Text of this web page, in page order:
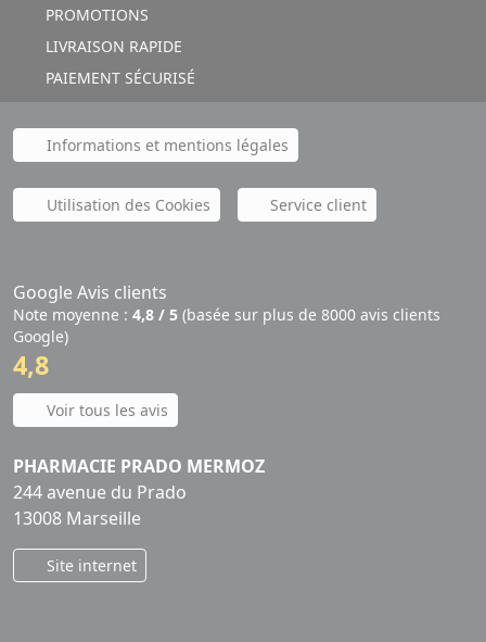
PROMOTIONS
LIVRAISON RAPIDE
PAIEMENT SÉCURISÉ
Informations et mentions légales
Utilisation des Cookies Service client
Google Avis clients
Note moyenne : 4,8 / 5 (basée sur plus de 8000 avis clients
Google)
4,8
Voir tous les avis
PHARMACIE PRADO MERMOZ
244 avenue du Prado
13008 Marseille
Site internet